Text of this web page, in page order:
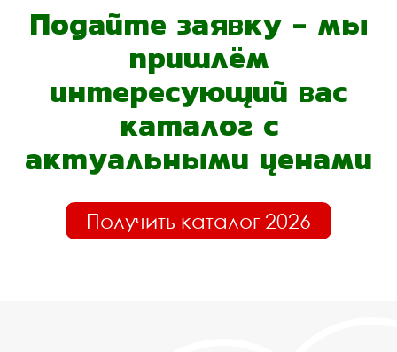
Подайте заявку - мы
пришлём
интересующий вас
каталог с
актуальными ценами
Получить каталог 2026